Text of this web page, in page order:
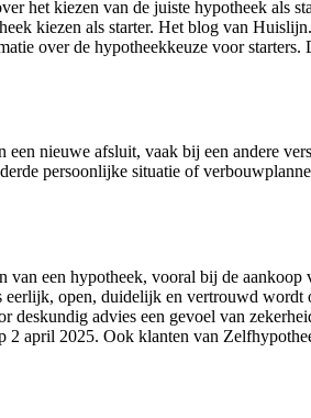
het kiezen van de juiste hypotheek als
kiezen als starter. Het blog van
over de hypotheekkeuze voor
nieuwe afsluit, vaak bij een andere
persoonlijke situatie of
een hypotheek, vooral bij de aankoop
open, duidelijk en vertrouwd
advies een gevoel van
april 2025. Ook klanten van